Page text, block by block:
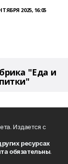
2025, 16:05
"Еда и
Издается с
ресурсах
обязательны.